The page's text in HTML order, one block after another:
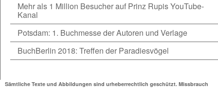
Mehr als 1 Million Besucher auf Prinz Rupis YouTube-
Kanal
Potsdam: 1. Buchmesse der Autoren und Verlage
BuchBerlin 2018: Treffen der Paradiesvögel
Sämtliche Texte und Abbildungen sind urheberrechtlich geschützt. Missbrauch